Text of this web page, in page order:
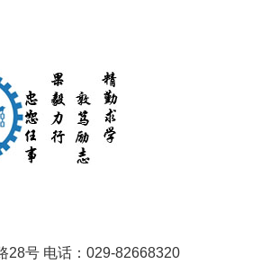
28号 电话：029-82668320